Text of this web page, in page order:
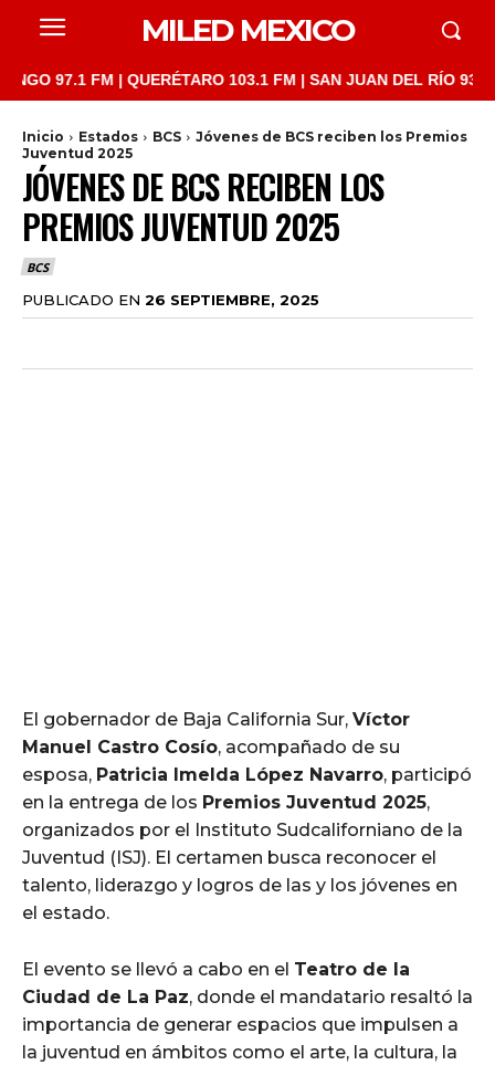
MILED MEXICO
FM | QUERÉTARO 103.1 FM | SAN JUAN DEL RÍO 93.1
Inicio Estados BCS
Jóvenes de BCS reciben los Premios
Juventud 2025
JÓVENES DE BCS RECIBEN LOS
PREMIOS JUVENTUD 2025
BCS
PUBLICADO EN 26 SEPTIEMBRE, 2025
El gobernador de Baja California Sur, Víctor
Manuel Castro Cosío, acompañado de su
esposa, Patricia Imelda López Navarro, participó
en la entrega de los Premios Juventud 2025,
organizados por el Instituto Sudcaliforniano de la
Juventud (ISJ). El certamen busca reconocer el
talento, liderazgo y logros de las y los jóvenes en
el estado.
El evento se llevó a cabo en el Teatro de la
Ciudad de La Paz, donde el mandatario resaltó la
importancia de generar espacios que impulsen a
la juventud en ámbitos como el arte, la cultura, la